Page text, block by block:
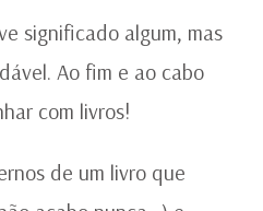
significado algum, mas
Ao fim e ao cabo
com livros!
de um livro que